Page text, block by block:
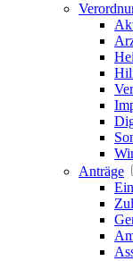
Anträge